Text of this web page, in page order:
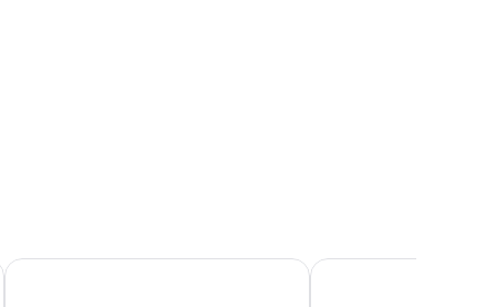
Ramada by Wyndham Miami Springs/Miami International
EVEN Hotel Miami -